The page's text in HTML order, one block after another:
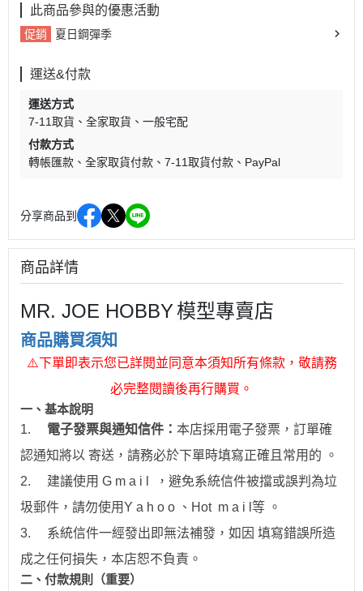
此商品參與的優惠活動
促銷 夏日鋼彈季
運送&付款
運送方式
7-11取貨
全家取貨
一般宅配
付款方式
轉帳匯款
全家取貨付款 7-11取貨付款 PayPal
分享商品到
商品詳情
MR. JOE HOBBY模型專賣店
商品購買須知
⚠下單即表示您已詳閱並同意本須知所有條款，敬請務
必完整閱讀後再行購買。
一、 基本說明
1.
電子發票與通知信件： 本店採用電子發票，訂單確
認通知將以 寄送，請務必於下單時填寫正確且常用的 。
2.
建議使用 G m a i l ，避免系統信件被擋或誤判為垃
圾郵件，請勿使用Y a h o o 、Hot m a i l 等 。
3.
系統信件一經發出即無法補發，如因 填寫錯誤所造
成之任何損失，本店恕不負責。
二、付款規則（重要）